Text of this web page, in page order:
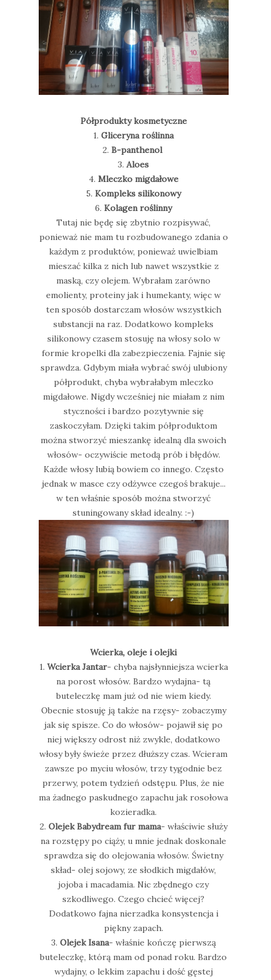
Półprodukty kosmetyczne
1.Gliceryna roślinna
2. B-panthenol
3.Aloes
4. Mleczko migdałowe
5.Kompleks silikonowy
6.Kolagen roślinny
Tutaj nie będę się zbytnio rozpisywać,
ponieważ nie mam tu rozbudowanego zdania o
każdym z produktów, ponieważ uwielbiam
mieszać kilka z nich lub nawet wszystkie z
maską, czy olejem. Wybrałam zarówno
emolienty, proteiny jak i humekanty, więc w
ten sposób dostarczam włosów wszystkich
substancji na raz. Dodatkowo kompleks
silikonowy czasem stosuję na włosy solo w
formie kropelki dla zabezpieczenia. Fajnie się
sprawdza. Gdybym miała wybrać swój ulubiony
półprodukt, chyba wybrałabym mleczko
migdałowe. Nigdy wcześniej nie miałam z nim
styczności i bardzo pozytywnie się
zaskoczyłam. Dzięki takim półproduktom
można stworzyć mieszankę idealną dla swoich
włosów- oczywiście metodą prób i błędów.
Każde włosy lubią bowiem co innego. Często
jednak w masce czy odżywce czegoś brakuje...
w ten właśnie sposób można stworzyć
stuningowany skład idealny. :-)
Wcierka, oleje i olejki
1. Wcierka Jantar- chyba najsłynniejsza wcierka
na porost włosów. Bardzo wydajna- tą
buteleczkę mam już od nie wiem kiedy.
Obecnie stosuję ją także na rzęsy- zobaczymy
jak się spisze. Co do włosów- pojawił się po
niej większy odrost niż zwykle, dodatkowo
włosy były świeże przez dłuższy czas. Wcieram
zawsze po myciu włosów, trzy tygodnie bez
przerwy, potem tydzień odstępu. Plus, że nie
ma żadnego paskudnego zapachu jak rosołowa
kozieradka.
2. Olejek Babydream fur mama- właściwie służy
na rozstępy po ciąży, u mnie jednak doskonale
sprawdza się do olejowania włosów. Świetny
skład- olej sojowy, ze słodkich migdałów,
jojoba i macadamia. Nic zbędnego czy
szkodliwego. Czego chcieć więcej?
Dodatkowo fajna nierzadka konsystencja i
piękny zapach.
3. Olejek Isana- właśnie kończę pierwszą
buteleczkę, którą mam od ponad roku. Bardzo
wydajny, o lekkim zapachu i dość gęstej